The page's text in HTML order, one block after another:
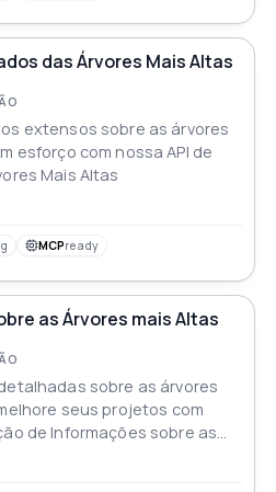
das Árvores Mais Altas
extensos sobre as árvores
esforço com nossa API de
Mais Altas
MCPready
as Árvores mais Altas
sobre as árvores
seus projetos com
de Informações sobre as